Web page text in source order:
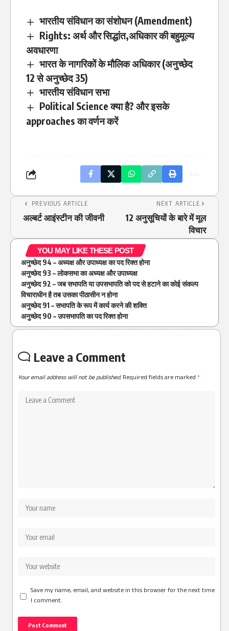
भारतीय संविधान का संशोधन (Amendment)
Rights: अर्थ और सिद्धांत,अधिकार की बहुमूल्य
अवधारणा
भारत के नागरिकों के मौलिक अधिकार (अनुच्छेद
12 से अनुच्छेद 35)
भारतीय संविधान सभा
Political Science क्या है? और इसके
approaches का वर्णन करें
PREVIOUS ARTICLE
अल्बर्ट आइंस्टीन की जीवनी
NEXT ARTICLE
12 अनुसूचियों के बारे में मूल
विचार
YOU MAY LIKE THESE POST
अनुच्छेद 94 – अध्यक्ष और उपाध्यक्ष का पद रिक्त होना
अनुच्छेद 93 – लोकसभा का अध्यक्ष और उपाध्यक्ष
अनुच्छेद 92 – जब सभापति या उपसभापति को पद से हटाने का कोई संकल्प
विचाराधीन है तब उसका पीठासीन न होना
अनुच्छेद 91 – सभापति के रूप में कार्य करने की शक्ति
अनुच्छेद 90 – उपसभापति का पद रिक्त होना
Leave a Comment
Your email address will not be published. Required fields are marked *
Save my name, email, and website in this browser for the next time
I comment.